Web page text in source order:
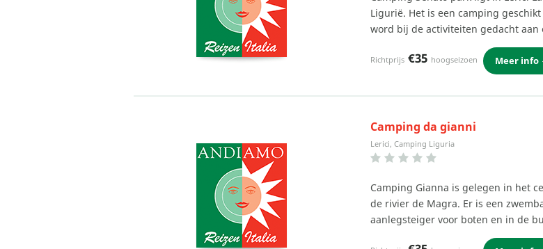
Ligurië. Het is een camping
word bij de activiteiten gedacht aan
Richtprijs €35 hoogseizoen Meer info
Camping da gianni
Lerici, Camping Liguria
Camping Gianna is gelegen in het
de rivier de Magra. Er is een
aanlegsteiger voor boten en in de